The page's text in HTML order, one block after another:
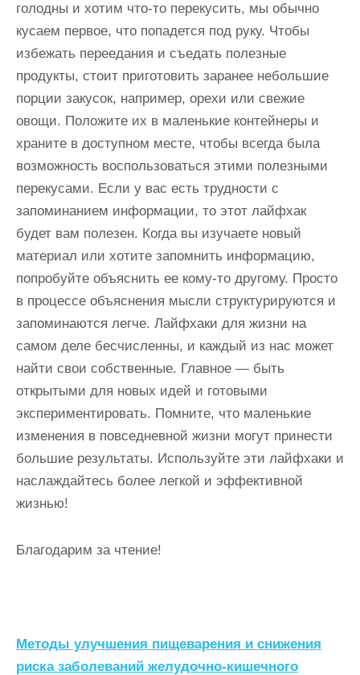
голодны и хотим что-то перекусить, мы обычно
кусаем первое, что попадется под руку. Чтобы
избежать переедания и съедать полезные
продукты, стоит приготовить заранее небольшие
порции закусок, например, орехи или свежие
овощи. Положите их в маленькие контейнеры и
храните в доступном месте, чтобы всегда была
возможность воспользоваться этими полезными
перекусами. Если у вас есть трудности с
запоминанием информации, то этот лайфхак
будет вам полезен. Когда вы изучаете новый
материал или хотите запомнить информацию,
попробуйте объяснить ее кому-то другому. Просто
в процессе объяснения мысли структурируются и
запоминаются легче. Лайфхаки для жизни на
самом деле бесчисленны, и каждый из нас может
найти свои собственные. Главное — быть
открытыми для новых идей и готовыми
экспериментировать. Помните, что маленькие
изменения в повседневной жизни могут принести
большие результаты. Используйте эти лайфхаки и
наслаждайтесь более легкой и эффективной
жизнью!
Благодарим за чтение!
Н
Методы улучшения пищеварения и снижения
риска заболеваний желудочно-кишечного